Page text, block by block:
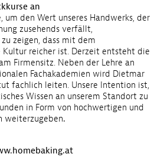
an
den Wert unseres Handwerks, der
zusehends verfällt,
zeigen, dass mit dem
Kultur reicher ist. Derzeit entsteht die
Firmensitz. Neben der Lehre an
Fachakademien wird Dietmar
fachlich leiten. Unsere Intention ist,
Wissen an unserem Standort zu
in Form von hochwertigen und
weiterzugeben.